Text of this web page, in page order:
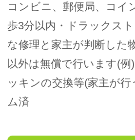
コンビニ、郵便局、コイ
歩3分以内・ドラックス
な修理と家主が判断した
以外は無償で行います(
ッキンの交換等(家主が
ム済